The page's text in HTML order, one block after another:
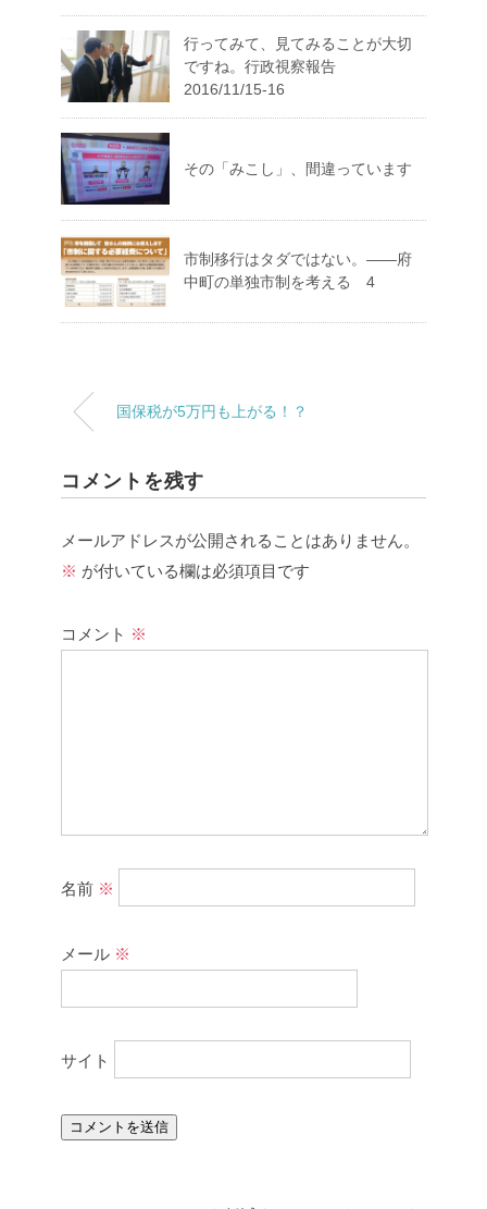
行ってみて、見てみることが大切
ですね。行政視察報告
2016/11/15-16
その「みこし」、間違っています
市制移行はタダではない。――府
中町の単独市制を考える 4
国保税が5万円も上がる！？
コメントを残す
メールアドレスが公開されることはありません。
※ が付いている欄は必須項目です
コメント ※
名前 ※
メール ※
サイト